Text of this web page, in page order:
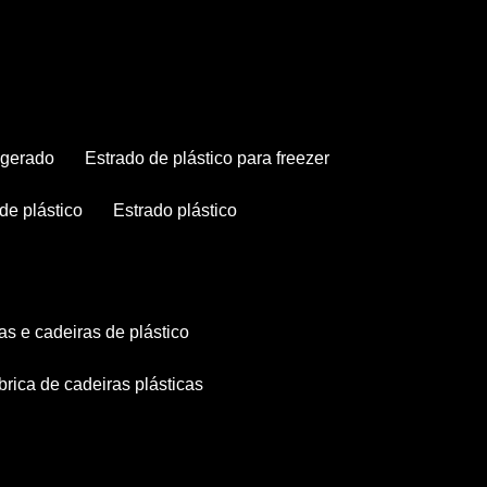
estrado de plástico para freezer
de plástico estrado plástico
e cadeiras de plástico
de cadeiras plásticas